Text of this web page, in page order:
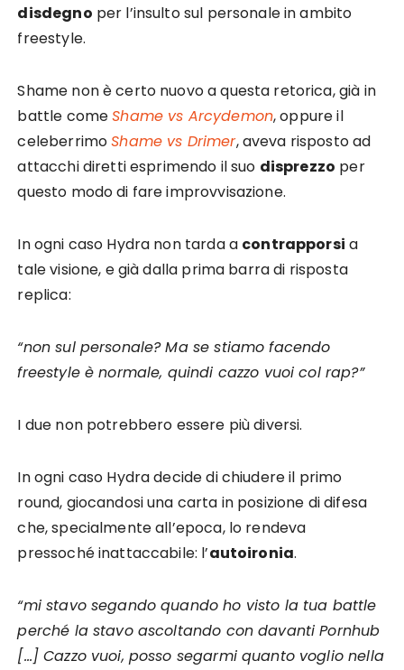
disdegno per l’insulto sul personale in ambito
freestyle.
Shame non è certo nuovo a questa retorica, già in
battle comeShame vs Arcydemon, oppure il
celeberrimoShame vs Drimer, aveva risposto ad
attacchi diretti esprimendo il suo disprezzo per
questo modo di fare improvvisazione.
In ogni caso Hydra non tarda a contrapporsi a
tale visione, e già dalla prima barra di risposta
replica:
“non sul personale? Ma se stiamo facendo
freestyle è normale, quindi cazzo vuoi col rap?”
I due non potrebbero essere più diversi.
In ogni caso Hydra decide di chiudere il primo
round, giocandosi una carta in posizione di difesa
che, specialmente all’epoca, lo rendeva
pressoché inattaccabile: l’autoironia.
“mi stavo segando quando ho visto la tua battle
perché la stavo ascoltando con davanti Pornhub
[…] Cazzo vuoi, posso segarmi quanto voglio nella